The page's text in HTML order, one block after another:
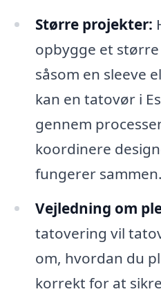
Større projekter:
opbygge et
såsom en sleeve
kan en tatovør i
gennem
koordinere
fungerer sammen.
Vejledning om
tatovering vil
om, hvordan du
korrekt for at